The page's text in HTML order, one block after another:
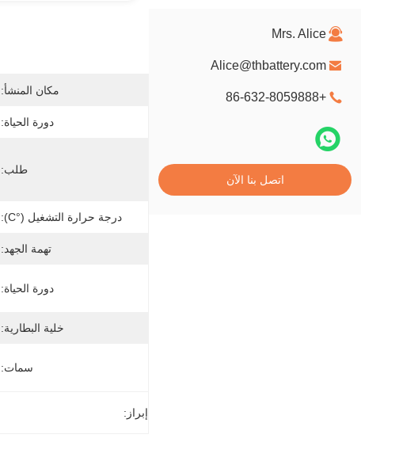
Mrs. Alice
Alice@thbattery.com
+86-632-8059888
اتصل بنا الآن
مكان المنشأ:
دورة الحياة:
طلب:
درجة حرارة التشغيل (°C):
تهمة الجهد:
دورة الحياة:
خلية البطارية:
سمات:
إبراز: